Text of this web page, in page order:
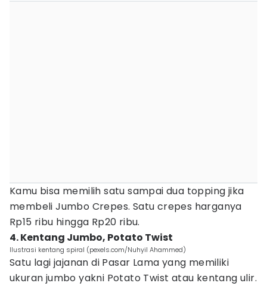
Kamu bisa memilih satu sampai dua topping jika
membeli Jumbo Crepes. Satu crepes harganya
Rp15 ribu hingga Rp20 ribu.
4. Kentang Jumbo, Potato Twist
Ilustrasi kentang spiral (pexels.com/Nuhyil Ahammed)
Satu lagi jajanan di Pasar Lama yang memiliki
ukuran jumbo yakni Potato Twist atau kentang ulir.